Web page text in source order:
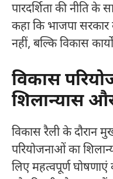
पारदर्शिता की नीति
कहा कि भाजपा सरकार
नहीं, बल्कि विकास
विकास
शिलान्यास
विकास रैली के दौरान
परियोजनाओं का
लिए महत्वपूर्ण घोषणाएं